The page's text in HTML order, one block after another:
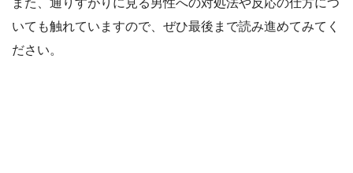
また、通りすがりに見る男性への対処法や反応の仕方につ
いても触れていますので、ぜひ最後まで読み進めてみてく
ださい。